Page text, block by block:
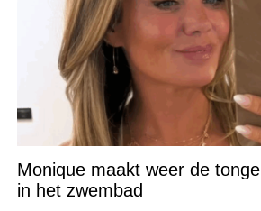
Monique maakt weer de
in het zwembad